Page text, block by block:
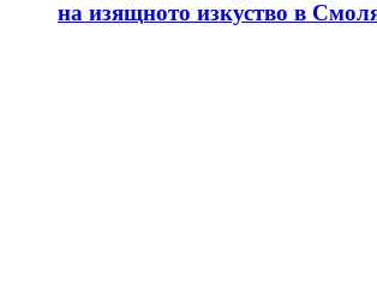
на изящното изкуство в